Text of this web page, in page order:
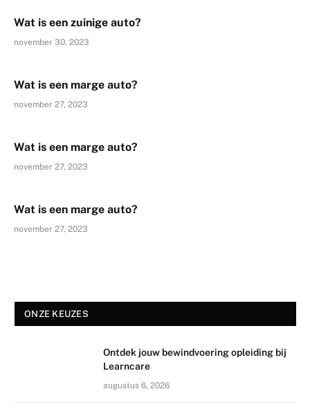
Wat is een zuinige auto?
november 30, 2023
Wat is een marge auto?
november 27, 2023
Wat is een marge auto?
november 27, 2023
Wat is een marge auto?
november 27, 2023
ONZE KEUZES
Ontdek jouw bewindvoering opleiding bij
Learncare
augustus 6, 2026